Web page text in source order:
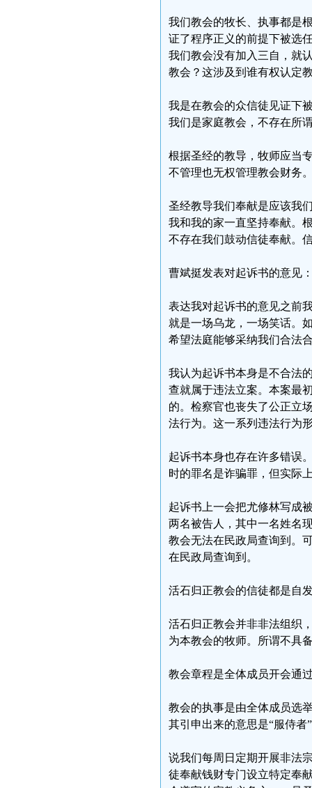
我们教会的牧长、执事都是
证了程序正义的前提下被选
我们教会没有加入三自，就
教会？这涉及到谁有权认定
我是在教会的众信徒见证下
我们是家庭教会，不存在所
根据圣经的教导，牧师应当
不管理也无权管理教会财务
圣经教导我们奉献是应该我
我和我的家一直坚持奉献。
不存在我们鼓动信徒奉献。
曹斌挺发表对起诉书的意见
表达我对起诉书的意见之前
就是一场乌龙，一场笑话。
希望法庭能够采纳我们合法
我认为起诉书本身是不合法
查就属于违法立案。本案最
的。检察官也丧失了公正立
法行为。这一系列违法行为
起诉书本身也存在许多错误
时的罪名是诈骗罪，但实际
起诉书上一会把尤修林写成
两名被告人，其中一名姓名
教会无法在民政局查询到。
在民政局查询到。
活石归正教会的信徒都是自
活石归正教会并非非法组织
为本教会的牧师。所谓不具
教会章程是全体成员开会通
教会的执事是由全体成员选
其引申出来的意思是“服侍者
说我们每周日定期开展非法
徒奉献钱财专门设立特定奉